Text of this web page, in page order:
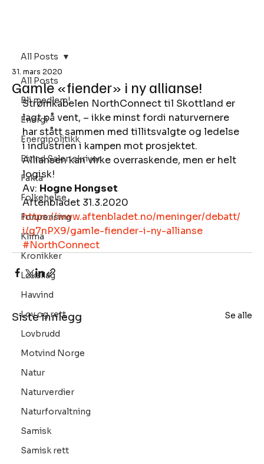
All Posts
Bli medlem!
Energi
Energipolitikk
Eivind Salen skriver
Fakta
Folkehelse
Forurensing
Klima
Kronikker
Lokallag
Havvind
Lov og rett
Lovbrudd
Motvind Norge
Natur
Naturverdier
Naturforvaltning
Samisk
Samisk rett
All Posts
Gamle «fiender» i ny allianse!
31. mars 2020
Strømkabelen NorthConnect til Skottland er
lagt på vent, – ikke minst fordi naturvernere
har stått sammen med tillitsvalgte og ledelse
i industrien i kampen mot prosjektet.
Alliansen kan virke overraskende, men er helt
logisk!
Av: Hogne Hongset
Aftenbladet 31.3.2020
https://www.aftenbladet.no/meninger/debatt/
i/g7nPX9/gamle-fiender-i-ny-allianse
#NorthConnect
Siste innlegg Se alle